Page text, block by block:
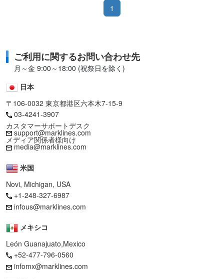
合製品のコストを同一基準で偏りのなく比較分析することができ
ます。Should-Cost手法は、自社製品と競合製品間の設計の彼我比
http://www.imprimis.jp/?eid=11
1
ご利用に関するお問い合わせ先
月～金 9:00～18:00 (祝祭日を除く)
日本
〒106-0032 東京都港区六本木7-15-9
03-4241-3907
カスタマーサポートデスク
support@marklines.com
メディア関係者様向け
media@marklines.com
米国
Novi, Michigan, USA
+1-248-327-6987
infous@marklines.com
メキシコ
León Guanajuato,Mexico
+52-477-796-0560
infomx@marklines.com